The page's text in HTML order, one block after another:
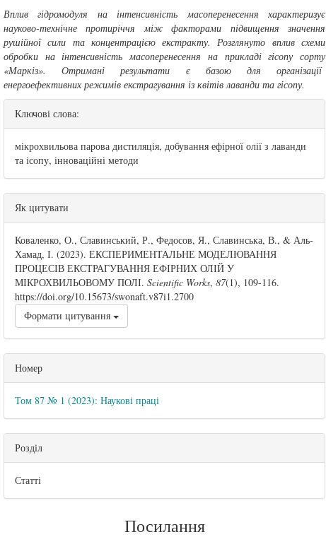
Вплив гідромодуля на інтенсивність масоперенесення характеризує
науково-технічне протиріччя між факторами підвищення значення
рушійної сили та концентрацією екстракту. Розглянуто вплив схеми
обробки на інтенсивність масоперенесення на прикладі гісопу сорту
«Маркіз». Отримані результати є базою для організації
енергоефективних режимів екстрагування із квітів лаванди та гісопу.
Ключові слова:
мікрохвильова парова дистиляція, добування ефірної олії з лаванди
та ісопу, інноваційні методи
##plugins.themes.bootstrap3.article.details##
Як цитувати
Коваленко, О., Славинський, Р., Федосов, Я., Славинська, В., & Аль-
Хамад, І. (2023). ЕКСПЕРИМЕНТАЛЬНЕ МОДЕЛЮВАННЯ
ПРОЦЕСІВ ЕКСТРАГУВАННЯ ЕФІРНИХ ОЛІЙ У
МІКРОХВИЛЬОВОМУ ПОЛІ. Scientific Works, 87(1), 109-116.
https://doi.org/10.15673/swonaft.v87i1.2700
Формати цитування
Номер
Том 87 № 1 (2023): Наукові праці
Розділ
Статті
Посилання